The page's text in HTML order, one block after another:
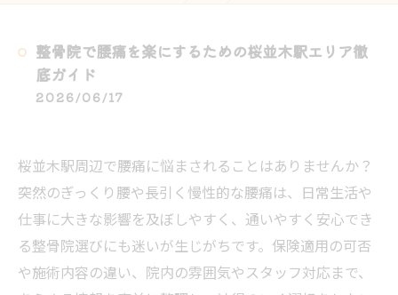
整骨院で腰痛を楽にするための桜並木駅エリア徹
底ガイド
2026/06/17
桜並木駅周辺で腰痛に悩まされることはありませんか？
突然のぎっくり腰や長引く慢性的な腰痛は、日常生活や
仕事に大きな影響を及ぼしやすく、通いやすく安心でき
る整骨院選びにも迷いが生じがちです。保険適用の可否
や施術内容の違い、院内の雰囲気やスタッフ対応まで、